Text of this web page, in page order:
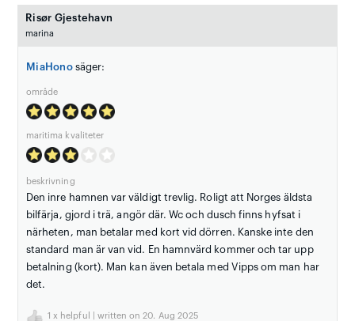
Risør Gjestehavn
marina
MiaHonosäger:
område
maritima kvaliteter
beskrivning
Den inre hamnen var väldigt trevlig. Roligt att Norges äldsta
bilfärja, gjord i trä, angör där. Wc och dusch finns hyfsat i
närheten, man betalar med kort vid dörren. Kanske inte den
standard man är van vid. En hamnvärd kommer och tar upp
betalning (kort). Man kan även betala med Vipps om man har
det.
1 x helpful | written on 20. Aug 2025